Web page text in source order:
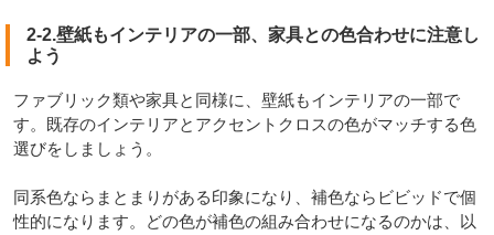
2-2.壁紙もインテリアの一部、家具との色合わせに注意し
よう
ファブリック類や家具と同様に、壁紙もインテリアの一部で
す。既存のインテリアとアクセントクロスの色がマッチする色
選びをしましょう。
同系色ならまとまりがある印象になり、補色ならビビッドで個
性的になります。どの色が補色の組み合わせになるのかは、以